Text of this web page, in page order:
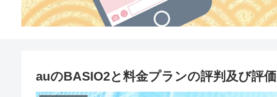
auのBASIO2と料金プランの評判及び評価